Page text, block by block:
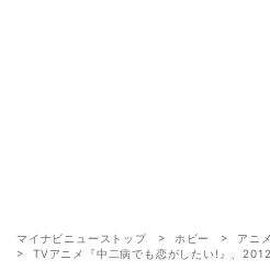
マイナビニューストップ ホビー
アニメ
TVアニメ『中二病でも恋がしたい!』、